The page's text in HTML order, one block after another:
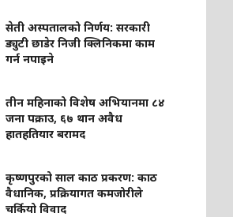
सेती अस्पतालको निर्णय: सरकारी
ड्युटी छाडेर निजी क्लिनिकमा काम
गर्न नपाइने
तीन महिनाको विशेष अभियानमा ८४
जना पक्राउ, ६७ थान अवैध
हातहतियार बरामद
कृष्णपुरको साल काठ प्रकरण: काठ
वैधानिक, प्रक्रियागत कमजोरीले
चर्कियो विवाद